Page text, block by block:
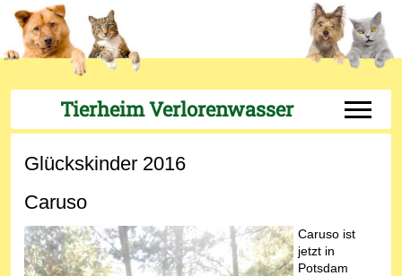
Tierheim Verlorenwasser Off-
Glückskinder 2016
Caruso
Caruso ist
jetzt in
Potsdam